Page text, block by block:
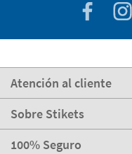
Atención al cliente
Sobre Stikets
100% Seguro